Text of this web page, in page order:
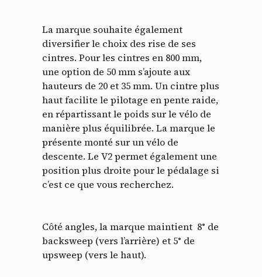
La marque souhaite également
diversifier le choix des rise de ses
cintres. Pour les cintres en 800 mm,
une option de 50 mm s’ajoute aux
hauteurs de 20 et 35 mm. Un cintre plus
haut facilite le pilotage en pente raide,
en répartissant le poids sur le vélo de
manière plus équilibrée. La marque le
présente monté sur un vélo de
descente. Le V2 permet également une
position plus droite pour le pédalage si
c’est ce que vous recherchez.
Côté angles, la marque maintient 8° de
backsweep (vers l’arrière) et 5° de
upsweep (vers le haut).